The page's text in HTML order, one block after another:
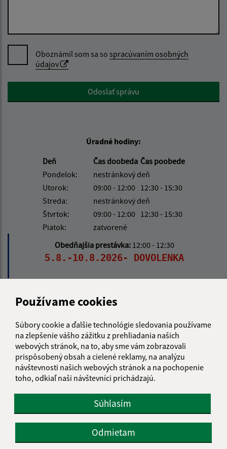
Používame cookies
Súbory cookie a ďalšie technológie sledovania používame
na zlepšenie vášho zážitku z prehliadania našich
webových stránok, na to, aby sme vám zobrazovali
prispôsobený obsah a cielené reklamy, na analýzu
návštevnosti našich webových stránok a na pochopenie
toho, odkiaľ naši návštevníci prichádzajú.
Súhlasím
Odmietam
Oboznámil som sa so spracúvaním osobných
údajov
Google reCaptcha ResponseOdoslať správu
Úradné hodiny:
Deň
Čas doobeda Čas poobede
Pondelok:
nestránkový deň
Utorok:
09:00 - 12:00 12:30 - 15:30
Streda:
nestránkový deň
Štvrtok:
09:00 - 12:00 12:30 - 15:30
Piatok:
zatvorené
Obedňajšia prestávka: 12:00 - 12:30
5.8.-10.8.2026- DOVOLENKA
Kontakt:
Obecný úrad Opátka
Opátka 17
044 65 Košická Belá
info@opatka.sk
+421 556 961 100
IČO: 00690465